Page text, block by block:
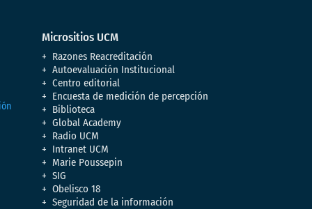
Micrositios UCM
Razones Reacreditación
Autoevaluación Institucional
Centro editorial
Encuesta de medición de percepción
Biblioteca
Global Academy
Radio UCM
Intranet UCM
Marie Poussepin
SIG
Obelisco 18
Seguridad de la información